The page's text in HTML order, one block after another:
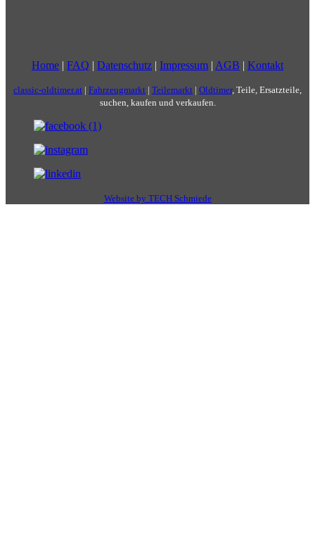
Home | FAQ | Datenschutz | Impressum | AGB | Kontakt
classic-oldtimer.at | Fahrzeugmarkt | Teilemarkt | Oldtimer, Teile, Ersatzteile,
suchen, kaufen und verkaufen.
Website by TECH Schmiede